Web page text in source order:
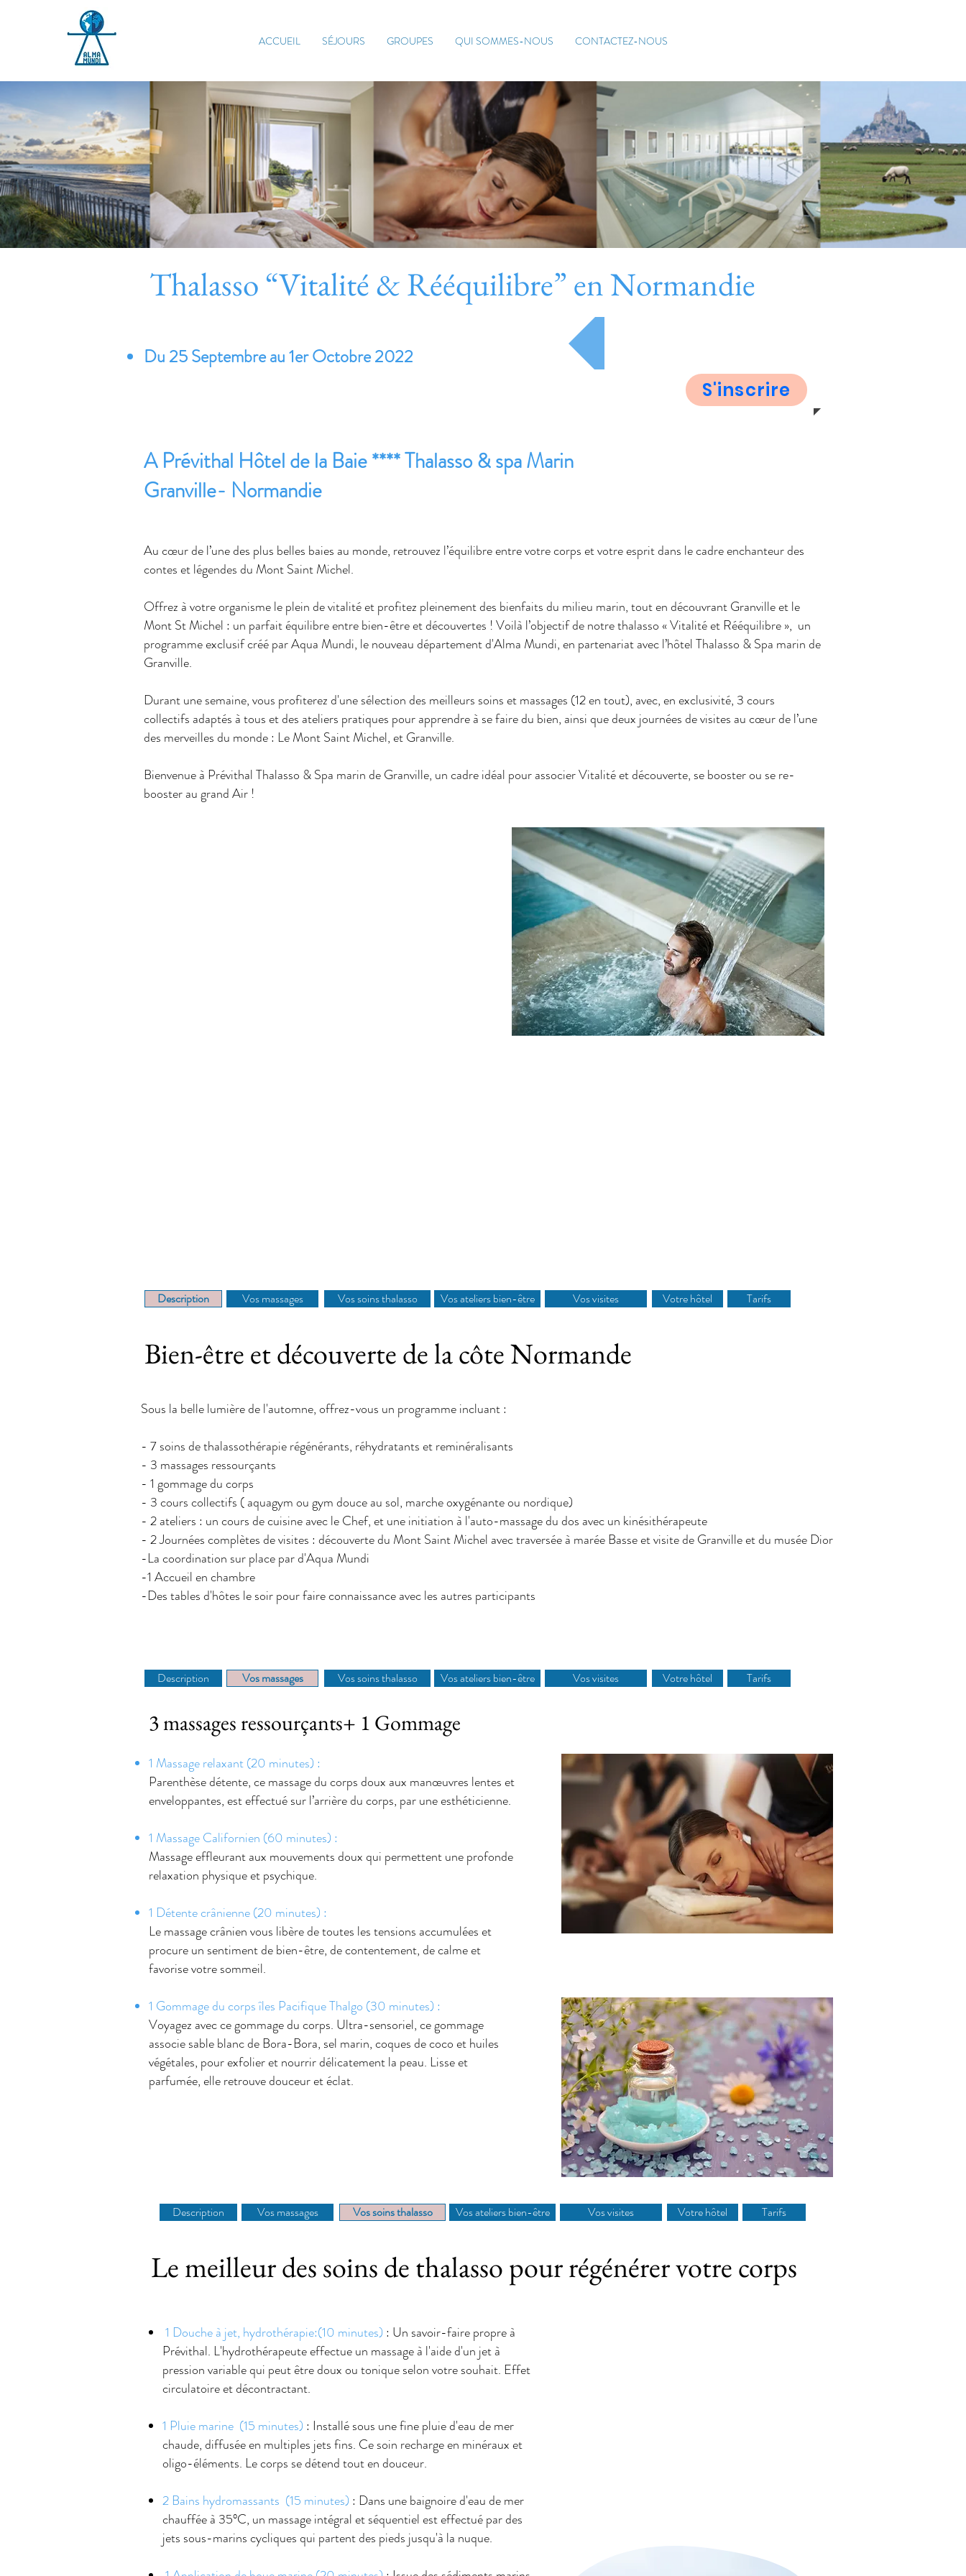
ACCUEIL SÉJOURS GROUPES QUI SOMMES-NOUS CONTACTEZ-NOUS
Thalasso “Vitalité & Rééquilibre” en Normandie
S'inscrire
Du 25 Septembre au 1er Octobre 2022
APrévithal Hôtel de la Baie **** Thalasso & spa Marin
Granville- Normandie
Au cœur de l’une des plus belles baies au monde, retrouvez l’équilibre entre votre corps et votre esprit dans le cadre enchanteur des
contes et légendes du Mont Saint Michel.
Offrez à votre organisme le plein de vitalité et profitez pleinement des bienfaits du milieu marin, tout en découvrant Granville et le
Mont St Michel : un parfait équilibre entre bien-être et découvertes ! Voilà l’objectif de notre thalasso « Vitalité et Rééquilibre », ​ un
programme exclusif créé par Aqua Mundi, le nouveau département d'Alma Mundi, en partenariat avec l’hôtel Thalasso & Spa marin de
Granville.
Durant une semaine, vous profiterez d'une sélection des meilleurs soins et massages (12 en tout), avec, en exclusivité, 3 cours
collectifs adaptés à tous et des ateliers pratiques pour apprendre à se faire du bien, ainsi que deux journées de visites au cœur de l’une
des merveilles du monde : Le Mont Saint Michel, et Granville.
Bienvenue à Prévithal Thalasso & Spa marin de Granville, un cadre idéal pour associer Vitalité et découverte, se booster ou se re-
booster au grand Air !
Description Vos massages Vos soins thalasso Vos ateliers bien-être Vos visites Votre hôtel Tarifs
Bien-être et découverte de la côte Normande
Sous la belle lumière de l'automne, offrez-vous un programme incluant :
- 7 soins de thalassothérapie régénérants, réhydratants et reminéralisants
- 3 massages ressourçants
- 1 gommage du corps
- 3 cours collectifs ( aquagym ou gym douce au sol, marche oxygénante ou nordique)
- 2 ateliers : un cours de cuisine avec le Chef, et une initiation à l'auto-massage du dos avec un kinésithérapeute
- 2 Journées complètes de visites : découverte du Mont Saint Michel avec traversée à marée Basse et visite de Granville et du musée Dior
-La coordination sur place par d'Aqua Mundi
-1 Accueil en chambre
-Des tables d'hôtes le soir pour faire connaissance avec les autres participants
Description Vos massages Vos soins thalasso Vos ateliers bien-être Vos visites Votre hôtel Tarifs
3 massages ressourçants+ 1 Gommage
1 Massage relaxant (20 minutes) :
Parenthèse détente, ce massage du corps doux aux manœuvres lentes et
enveloppantes, est effectué sur l’arrière du corps, par une esthéticienne.
1 Massage Californien (60 minutes) :
Massage effleurant aux mouvements doux qui permettent une profonde
relaxation physique et psychique.
1 Détente crânienne (20 minutes) :
Le massage crânien vous libère de toutes les tensions accumulées et
procure un sentiment de bien-être, de contentement, de calme et
favorise votre sommeil.
1 Gommage du corps îles Pacifique Thalgo (30 minutes) :
Voyagez avec ce gommage du corps. Ultra-sensoriel, ce gommage
associe sable blanc de Bora-Bora, sel marin, coques de coco et huiles
végétales, pour exfolier et nourrir délicatement la peau. Lisse et
parfumée, elle retrouve douceur et éclat.
Description Vos massages Vos soins thalasso Vos ateliers bien-être Vos visites Votre hôtel Tarifs
Le meilleur des soins de thalasso pour régénérer votre corps
1 Douche à jet, hydrothérapie:(10 minutes) : Un savoir-faire propre à
Prévithal. L'hydrothérapeute effectue un massage à l'aide d'un jet à
pression variable qui peut être doux ou tonique selon votre souhait. Effet
circulatoire et décontractant.
1 Pluie marine (15 minutes) : Installé sous une fine pluie d'eau de mer
chaude, diffusée en multiples jets fins. Ce soin recharge en minéraux et
oligo-éléments. Le corps se détend tout en douceur.
2 Bains hydromassants (15 minutes) : Dans une baignoire d'eau de mer
chauffée à 35°C, un massage intégral et séquentiel est effectué par des
jets sous-marins cycliques qui partent des pieds jusqu'à la nuque.